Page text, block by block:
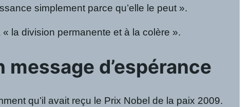
simplement parce qu’elle le peut ».
la division permanente et à la colère ».
d’espérance
qu’il avait reçu le Prix Nobel de la paix 2009.